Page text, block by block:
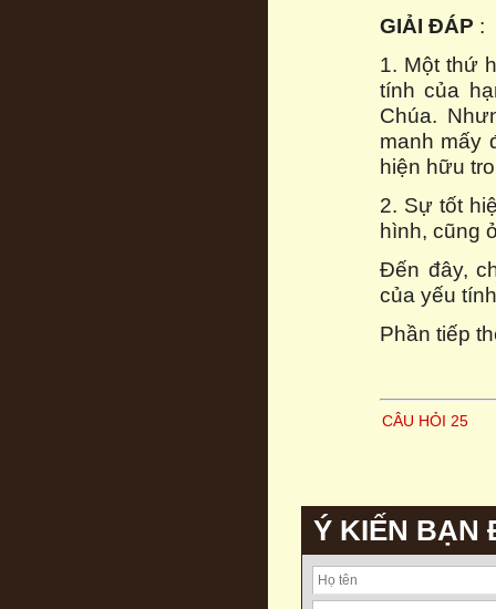
GIẢI ĐÁP :
1. Một thứ
tính của
Chúa.
manh mấy
hiện hữu
2. Sự tốt
hình, cũng
Đến đây,
của yếu
Phần tiếp
CÂU HỎI 25
Ý KIẾN BẠN